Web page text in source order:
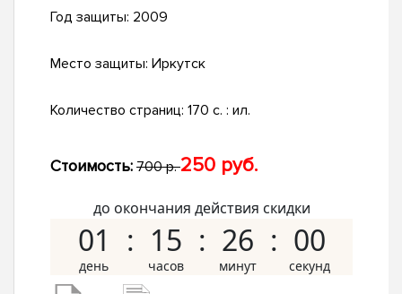
Год защиты: 2009
Место защиты: Иркутск
Количество страниц: 170 с. : ил.
Стоимость: 700 р.250 руб.
до окончания действия скидки
01 15 25 59